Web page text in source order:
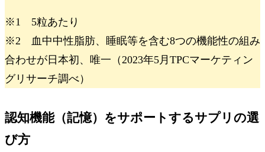
※1 5粒あたり
※2 血中中性脂肪、睡眠等を含む8つの機能性の組み
合わせが日本初、唯一（2023年5月TPCマーケティン
グリサーチ調べ）
認知機能（記憶）をサポートするサプリの選
び方